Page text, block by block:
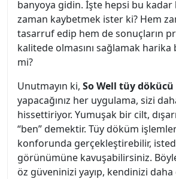
banyoya gidin. İşte hepsi bu kadar
zaman kaybetmek ister ki? Hem
tasarruf edip hem de sonuçların
kalitede olmasını sağlamak harika
mi?
Unutmayın ki, So Well tüy dökücü
yapacağınız her uygulama, sizi
hissettiriyor. Yumuşak bir cilt,
“ben” demektir. Tüy döküm
konforunda gerçekleştirebilir,
görünümüne kavuşabilirsiniz.
öz güveninizi yayıp, kendinizi daha